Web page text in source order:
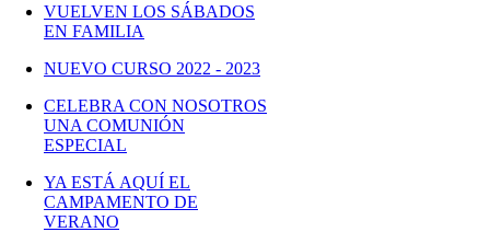
VUELVEN LOS SÁBADOS
EN FAMILIA
NUEVO CURSO 2022 - 2023
CELEBRA CON NOSOTROS
UNA COMUNIÓN
ESPECIAL
YA ESTÁ AQUÍ EL
CAMPAMENTO DE
VERANO